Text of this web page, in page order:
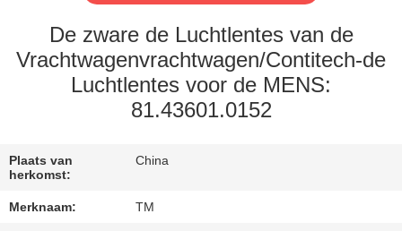
FABRIEKSRONDLEIDING
KWALITEITSCONTROLE
CONTACT
MET
De zware de Luchtlentes van de
Vrachtwagenvrachtwagen/Contitech-de
Luchtlentes voor de MENS:
81.43601.0152
Plaats van
herkomst:
China
Merknaam: TM